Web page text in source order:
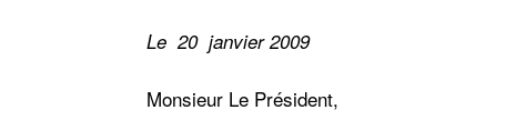
Le 20 janvier 2009
Monsieur Le Président,